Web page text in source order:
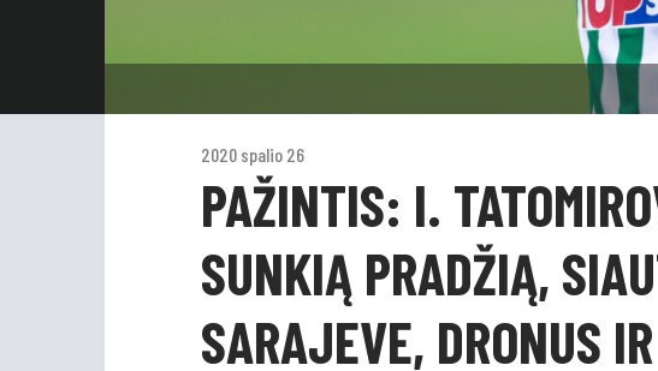
2020 spalio 26
PAŽINTIS: I.
SUNKIĄ PRADŽIĄ,
SARAJEVE, DRONUS